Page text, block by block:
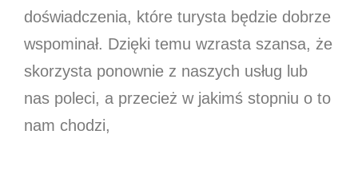
doświadczenia, które turysta będzie dobrze
wspominał. Dzięki temu wzrasta szansa, że
skorzysta ponownie z naszych usług lub
nas poleci, a przecież w jakimś stopniu o to
nam chodzi,